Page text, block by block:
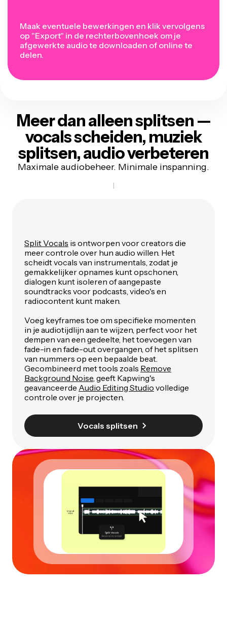
Maak eventuele bewerkingen en klik vervolgens
op "Export" in de rechterbovenhoek om je
afgewerkte audio te downloaden of online te
delen.
Meer dan alleen splitsen —
vocals scheiden, muziek
splitsen, audio verbeteren
Maximale audiobeheer. Minimale inspanning.
Split Vocals is ontworpen voor creators die
meer controle over hun audio willen. Het
scheidt vocals van instrumentals, zodat je
gemakkelijker opnames kunt opschonen,
dialogen kunt isoleren of aangepaste
soundtracks voor podcasts, video's en
radiocontent kunt maken.
Voeg keyframes toe om specifieke momenten
in je audiotijdlijn aan te wijzen, perfect voor het
dempen van een gedeelte, het toevoegen van
fade-in en fade-out overgangen, of het splitsen
van nummers op een bepaalde beat.
Gecombineerd met tools zoals Remove
Background Noise, geeft Kapwing's
geavanceerde Audio Editing Studio volledige
controle over je projecten.
Vocals splitsen